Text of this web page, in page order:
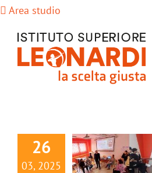
Salta
contenuto
Area studio
26
03, 2025